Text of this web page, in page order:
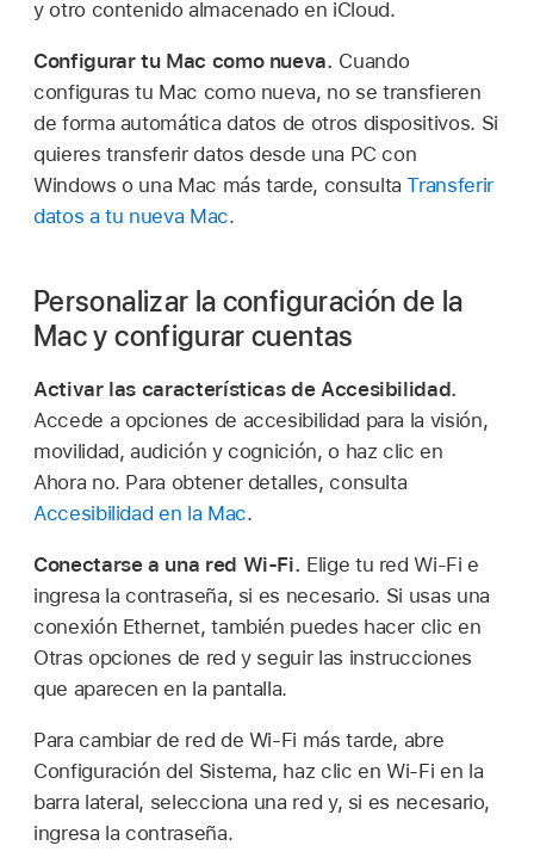
y otro contenido almacenado en iCloud.
Configurar tu Mac como nueva. Cuando
configuras tu Mac como nueva, no se transfieren
de forma automática datos de otros dispositivos. Si
quieres transferir datos desde una PC con
Windows o una Mac más tarde, consultaTransferir
datos a tu nueva Mac.
Personalizar la configuración de la
Mac y configurar cuentas
Activar las características de Accesibilidad.
Accede a opciones de accesibilidad para la visión,
movilidad, audición y cognición, o haz clic en
Ahora no. Para obtener detalles, consulta
Accesibilidad en la Mac.
Conectarse a una red Wi-Fi. Elige tu red Wi-Fi e
ingresa la contraseña, si es necesario. Si usas una
conexión Ethernet, también puedes hacer clic en
Otras opciones de red y seguir las instrucciones
que aparecen en la pantalla.
Para cambiar de red de Wi-Fi más tarde, abre
Configuración del Sistema, haz clic en Wi-Fi en la
barra lateral, selecciona una red y, si es necesario,
ingresa la contraseña.